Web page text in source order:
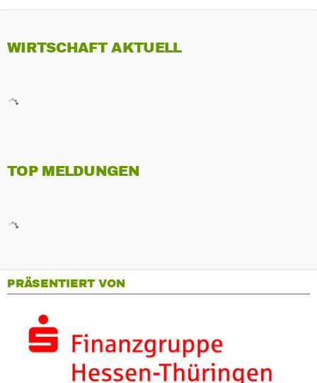
WIRTSCHAFT AKTUELL
TOP MELDUNGEN
PRÄSENTIERT VON